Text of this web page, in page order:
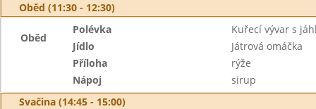
Oběd (11:30 - 12:30)
Oběd
Polévka
Kuřecí vývar s
Jídlo
Játrová omáčka
Příloha
rýže
Nápoj
sirup
Svačina (14:45 - 15:00)